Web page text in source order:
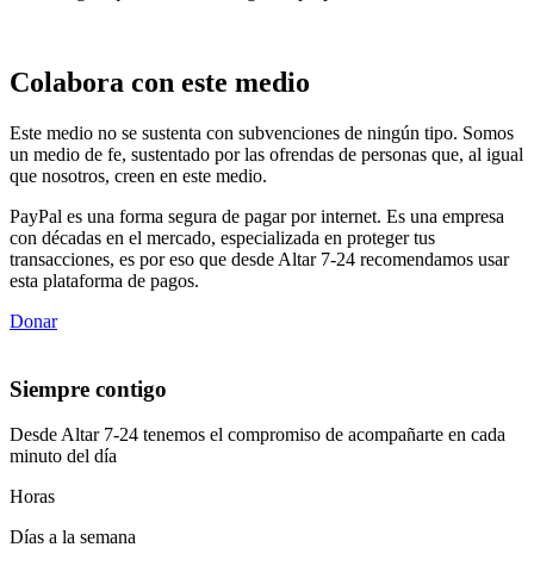
Colabora con este medio
Este medio no se sustenta con subvenciones de ningún tipo. Somos
un medio de fe, sustentado por las ofrendas de personas que, al igual
que nosotros, creen en este medio.
PayPal es una forma segura de pagar por internet. Es una empresa
con décadas en el mercado, especializada en proteger tus
transacciones, es por eso que desde Altar 7-24 recomendamos usar
esta plataforma de pagos.
Donar
Siempre contigo
Desde Altar 7-24 tenemos el compromiso de acompañarte en cada
minuto del día
Horas
Días a la semana